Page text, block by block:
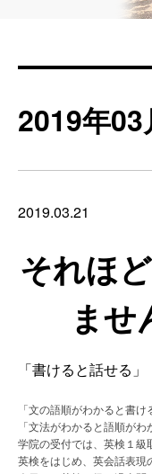
2019年03
2019.03.21
それほ
ませ
「書けると話せる」
「文の語順がわかると書け
「文法がわかると語順がわ
学院の受付では、英検１級
英検をはじめ、英会話表現